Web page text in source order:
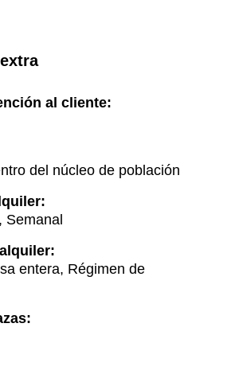
al cliente:
del núcleo de población
Semanal
entera, Régimen de